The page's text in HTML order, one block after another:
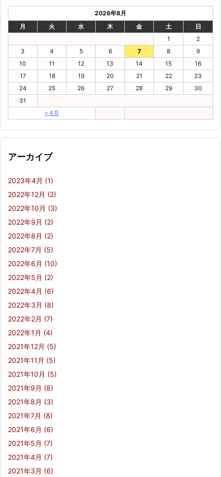
2026年8月
月
火 水 木 金 土 日
« 4月
1
2
3
4 5 6 7 8
9
10
11 12 13 14 15
16
17
18 19 20 21 22
23
24
25 26 27 28 29
30
31
アーカイブ
2023年4月 (1)
2022年12月 (2)
2022年10月 (3)
2022年9月 (2)
2022年8月 (2)
2022年7月 (5)
2022年6月 (10)
2022年5月 (2)
2022年4月 (6)
2022年3月 (8)
2022年2月 (7)
2022年1月 (4)
2021年12月 (5)
2021年11月 (5)
2021年10月 (5)
2021年9月 (8)
2021年8月 (3)
2021年7月 (8)
2021年6月 (6)
2021年5月 (7)
2021年4月 (7)
2021年3月 (6)